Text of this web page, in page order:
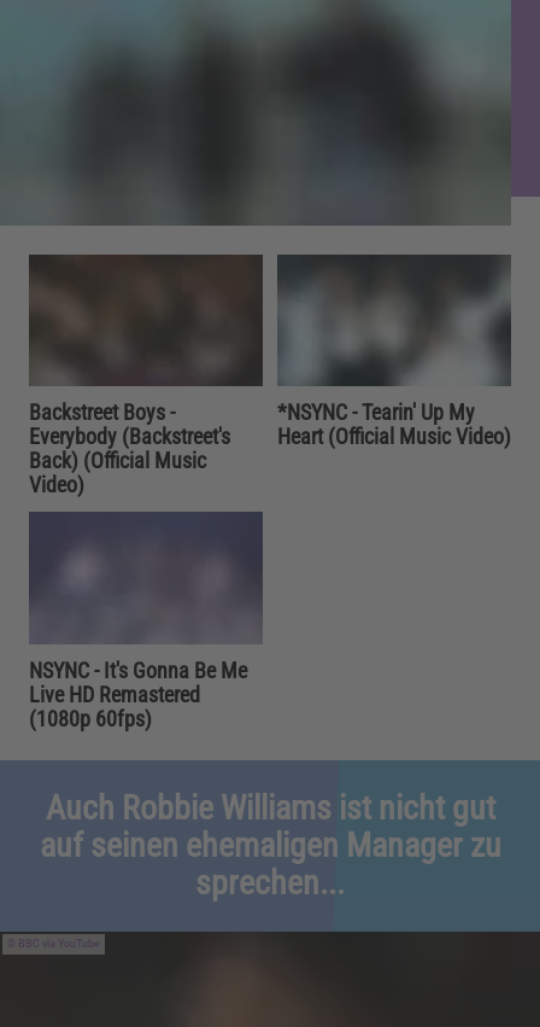
Backstreet Boys -
Everybody (Backstreet's
Back) (Official Music
Video)
*NSYNC - Tearin' Up My
Heart (Official Music Video)
NSYNC - It's Gonna Be Me
Live HD Remastered
(1080p 60fps)
Auch Robbie Williams ist nicht gut
auf seinen ehemaligen Manager zu
sprechen...
BBC via YouTube